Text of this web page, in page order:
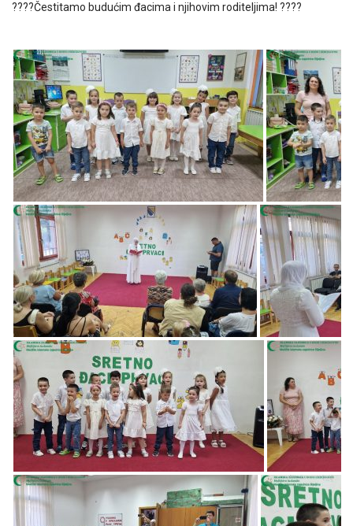
????Čestitamo budućim đacima i njihovim roditeljima! ????